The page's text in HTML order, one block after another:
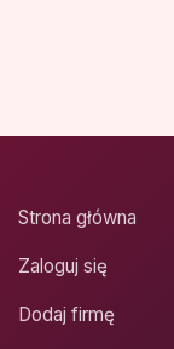
Strona główna
Zaloguj się
Dodaj firmę